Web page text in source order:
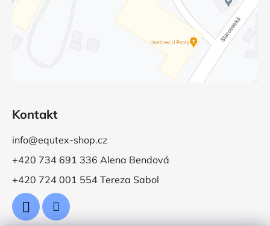
Kontakt
info@equtex-shop.cz
+420 734 691 336 Alena Bendová
+420 724 001 554 Tereza Sabol